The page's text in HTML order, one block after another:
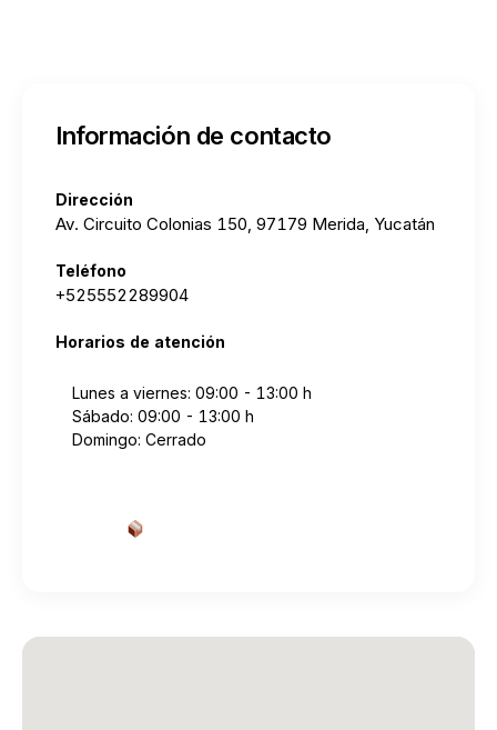
Información de contacto
Dirección
Av. Circuito Colonias 150, 97179 Merida, Yucatán
Teléfono
+525552289904
Horarios de atención
Lunes a viernes: 09:00 - 13:00 h
Sábado: 09:00 - 13:00 h
Domingo: Cerrado